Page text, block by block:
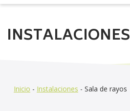
Equipo Humano
INSTALACIONES
Inicio - Instalaciones - Sala de rayos